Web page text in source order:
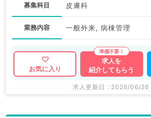
募集科目 皮膚科
業務内容 一般外来, 病棟管理
お気に入り
求人を
紹介してもらう
求人更新日 : 2026/06/26